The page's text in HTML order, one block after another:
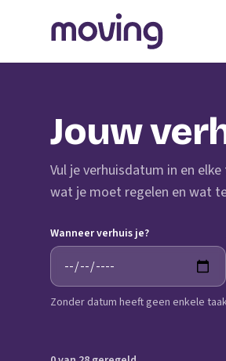
Jouw
Vul je verhuisdatum in en
wat je moet regelen en wat
Wanneer verhuis je?
Zonder datum heeft geen enkele